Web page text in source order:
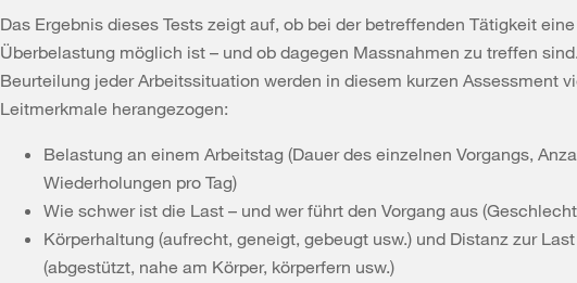
Das Ergebnis dieses Tests zeigt auf, ob bei der betreffenden Tätigkeit
Überbelastung möglich ist – und ob dagegen Massnahmen zu treffen
Beurteilung jeder Arbeitssituation werden in diesem kurzen Assessment
Leitmerkmale herangezogen:
Belastung an einem Arbeitstag (Dauer des einzelnen Vorgangs,
Wiederholungen pro Tag)
Wie schwer ist die Last – und wer führt den Vorgang aus
Körperhaltung (aufrecht, geneigt, gebeugt usw.) und Distanz zur Last
(abgestützt, nahe am Körper, körperfern usw.)